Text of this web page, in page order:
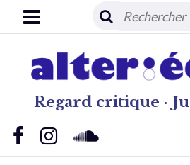
Regard critique ·